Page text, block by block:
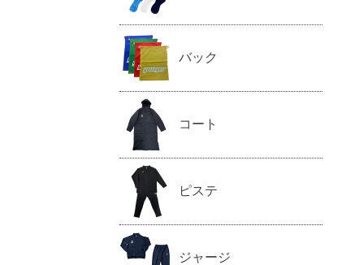
バック
コート
ピステ
ジャージ